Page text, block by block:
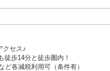
クセス♪
歩14分と徒歩圏内！
各減税利用可（条件有）